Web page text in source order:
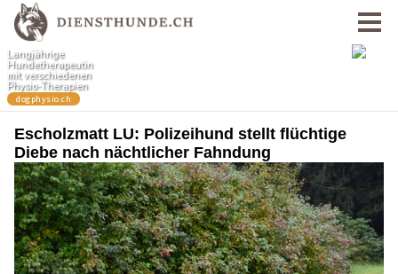
Escholzmatt LU: Polizeihund stellt flüchtige
Diebe nach nächtlicher Fahndung